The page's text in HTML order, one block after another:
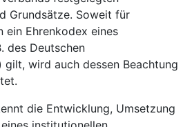
Grundsätze. Soweit für
ein Ehrenkodex eines
des Deutschen
wird auch dessen Beachtung
die Entwicklung, Umsetzung